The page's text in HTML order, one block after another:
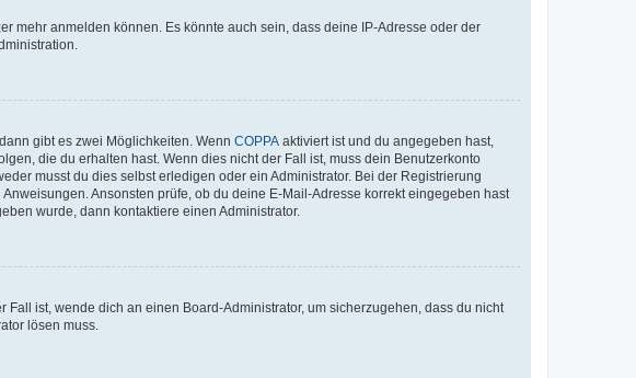
mehr anmelden können. Es könnte auch sein, dass deine IP-Adresse oder der
gibt es zwei Möglichkeiten. Wenn COPPA aktiviert ist und du angegeben hast,
die du erhalten hast. Wenn dies nicht der Fall ist, muss dein Benutzerkonto
musst du dies selbst erledigen oder ein Administrator. Bei der Registrierung
Ansonsten prüfe, ob du deine E-Mail-Adresse korrekt eingegeben hast
wurde, dann kontaktiere einen Administrator.
ist, wende dich an einen Board-Administrator, um sicherzugehen, dass du nicht
lösen muss.